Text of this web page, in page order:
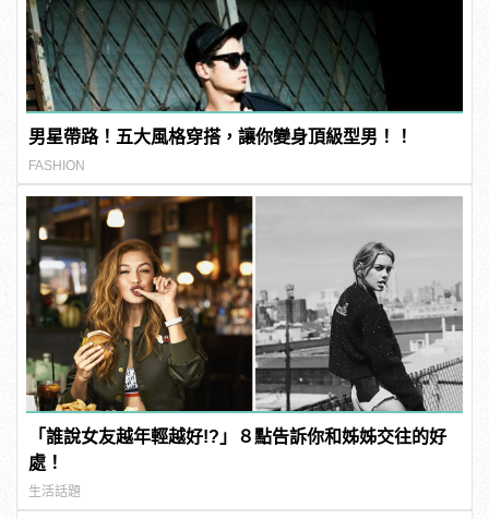
男星帶路！五大風格穿搭，讓你變身頂級型男！！
FASHION
「誰說女友越年輕越好!?」８點告訴你和姊姊交往的好
處！
生活話題